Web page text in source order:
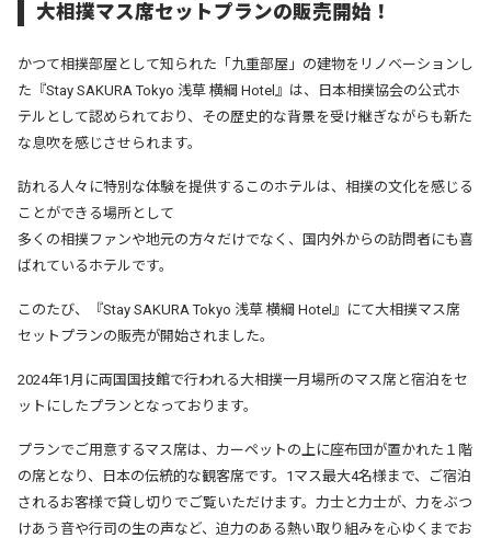
大相撲マス席セットプランの販売開始！
かつて相撲部屋として知られた「九重部屋」の建物をリノベーションし
た『Stay SAKURA Tokyo 浅草 横綱 Hotel』は、日本相撲協会の公式ホ
テルとして認められており、その歴史的な背景を受け継ぎながらも新た
な息吹を感じさせられます。
訪れる人々に特別な体験を提供するこのホテルは、相撲の文化を感じる
ことができる場所として
多くの相撲ファンや地元の方々だけでなく、国内外からの訪問者にも喜
ばれているホテルです。
このたび、『Stay SAKURA Tokyo 浅草 横綱 Hotel』にて大相撲マス席
セットプランの販売が開始されました。
2024年1月に両国国技館で行われる大相撲一月場所のマス席と宿泊をセ
ットにしたプランとなっております。
プランでご用意するマス席は、カーペットの上に座布団が置かれた１階
の席となり、日本の伝統的な観客席です。 1マス最大4名様まで、ご宿泊
されるお客様で貸し切りでご覧いただけます。 力士と力士が、力をぶつ
けあう音や行司の生の声など、迫力のある熱い取り組みを心ゆくまでお